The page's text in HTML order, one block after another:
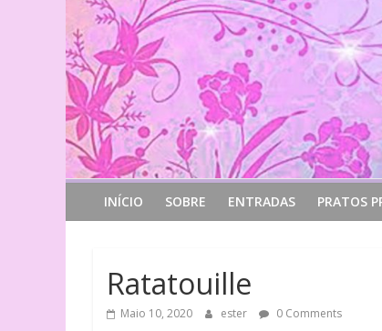
INÍCIO SOBRE ENTRADAS PRATOS
Ratatouille
Maio 10, 2020 ester 0 Comments